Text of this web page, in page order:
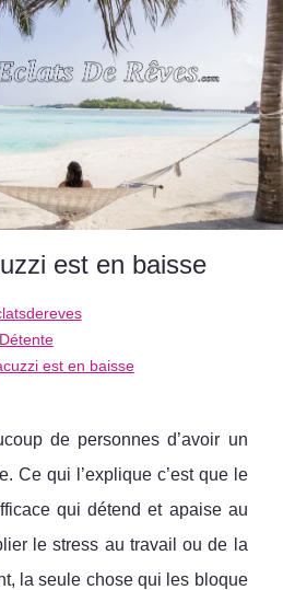
est en baisse
Détente
est en baisse
de personnes d’avoir un
Ce qui l’explique c’est que le
qui détend et apaise au
le stress au travail ou de la
la seule chose qui les bloque